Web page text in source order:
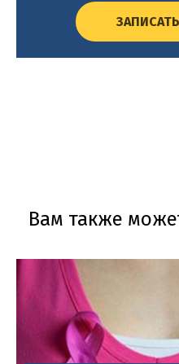
Вам также